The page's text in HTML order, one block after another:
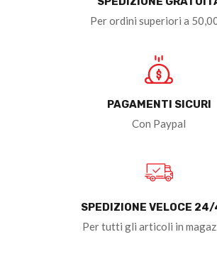
Per ordini superiori a
PAGAMENTI SICURI
Con Paypal
SPEDIZIONE VELOCE
Per tutti gli articoli in